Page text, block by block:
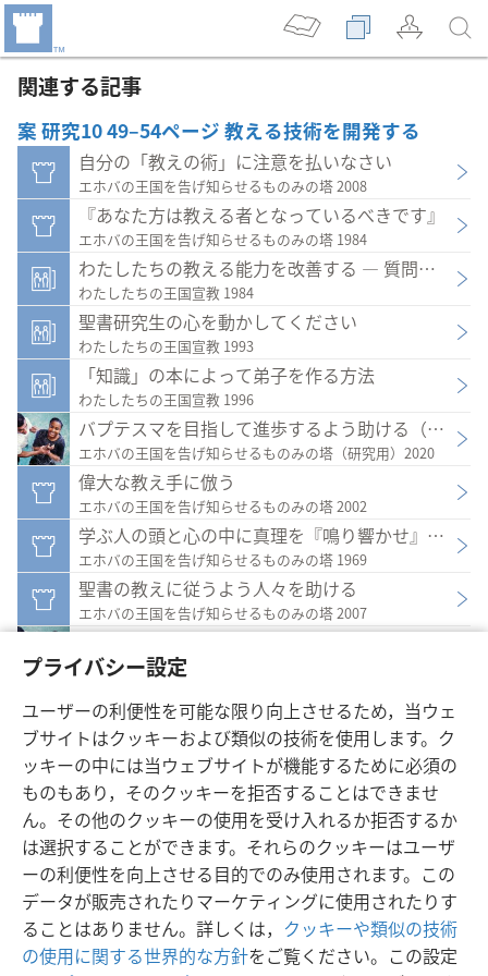
プライバシー設定
ユーザーの利便性を可能な限り向上させるため，当ウェ
ブサイトはクッキーおよび類似の技術を使用します。ク
ッキーの中には当ウェブサイトが機能するために必須の
ものもあり，そのクッキーを拒否することはできませ
ん。その他のクッキーの使用を受け入れるか拒否するか
は選択することができます。それらのクッキーはユーザ
ーの利便性を向上させる目的でのみ使用されます。この
データが販売されたりマーケティングに使用されたりす
ることはありません。詳しくは， クッキーや類似の技術
の使用に関する世界的な方針をご覧ください。この設定
関連する記事
案 研究10 49–54ページ 教える技術を開発する
自分の「教えの術」に注意を払いなさい
エホバの王国を告げ知らせるものみの塔 2008
『あなた方は教える者となっているべきです』
エホバの王国を告げ知らせるものみの塔 1984
わたしたちの教える能力を改善する ― 質問を用い
わたしたちの王国宣教 1984
聖書研究生の心を動かしてください
わたしたちの王国宣教 1993
「知識」の本によって弟子を作る方法
わたしたちの王国宣教 1996
バプテスマを目指して進歩するよう助ける（パート
エホバの王国を告げ知らせるものみの塔（研究用）2020
偉大な教え手に倣う
エホバの王国を告げ知らせるものみの塔 2002
学ぶ人の頭と心の中に真理を『鳴り響かせ』なさい
エホバの王国を告げ知らせるものみの塔 1969
聖書の教えに従うよう人々を助ける
エホバの王国を告げ知らせるものみの塔 2007
エホバの王国を告げ知らせるものみの塔（研究用）2020
日本語 設定
Copyright © 2026 Watch Tower Bible and Tract Society of Pennsylvania
利用規約
プライバシーに関する方針 プライバシー設定
JW.ORG
ログイン